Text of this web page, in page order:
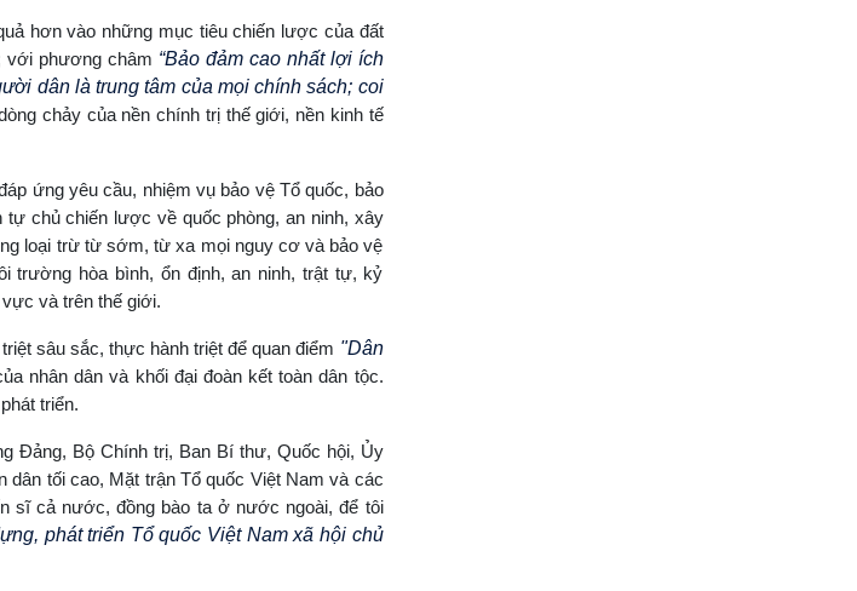
hơn vào những mục tiêu chiến lược của đất
với phương châm “Bảo đảm cao nhất lợi ích
dân là trung tâm của mọi chính sách; coi
chảy của nền chính trị thế giới, nền kinh tế
ứng yêu cầu, nhiệm vụ bảo vệ Tổ quốc, bảo
chủ chiến lược về quốc phòng, an ninh, xây
loại trừ từ sớm, từ xa mọi nguy cơ và bảo vệ
trường hòa bình, ổn định, an ninh, trật tự, kỷ
và trên thế giới.
sâu sắc, thực hành triệt để quan điểm "Dân
nhân dân và khối đại đoàn kết toàn dân tộc.
triển.
Đảng, Bộ Chính trị, Ban Bí thư, Quốc hội, Ủy
dân tối cao, Mặt trận Tổ quốc Việt Nam và các
sĩ cả nước, đồng bào ta ở nước ngoài, để tôi
phát triển Tổ quốc Việt Nam xã hội chủ